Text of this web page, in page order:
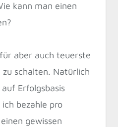
kann man einen
aber auch teuerste
schalten. Natürlich
Erfolgsbasis
bezahle pro
gewissen